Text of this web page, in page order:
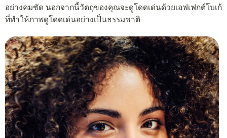
อย่างคมชัด นอกจากนี้วัตถุของคุณจะดูโดดเด่นด้วยเอฟเฟกต์โบเก้
ที่ทำให้ภาพดูโดดเด่นอย่างเป็นธรรมชาติ